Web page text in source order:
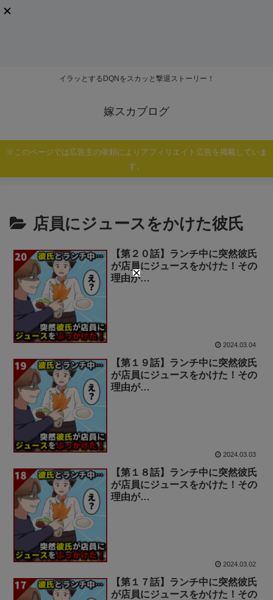
イラッとするDQNをスカッと撃退ストーリー！
嫁スカブログ
※このページでは広告主の依頼によりアフィリエイト広告を掲載していま
す。
店員にジュースをかけた彼氏
【第２０話】ランチ中に突然彼氏
が店員にジュースをかけた！その
理由が…
2024.03.04
【第１９話】ランチ中に突然彼氏
が店員にジュースをかけた！その
理由が…
2024.03.03
【第１８話】ランチ中に突然彼氏
が店員にジュースをかけた！その
理由が…
2024.03.02
【第１７話】ランチ中に突然彼氏
が店員にジュースをかけた！その